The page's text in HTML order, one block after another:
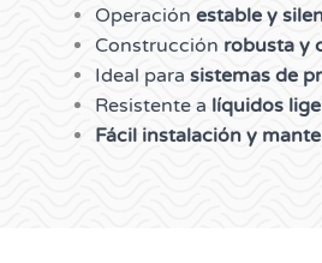
Operación estable y
Construcción robusta y
Ideal para sistemas de
Resistente a líquidos
Fácil instalación y